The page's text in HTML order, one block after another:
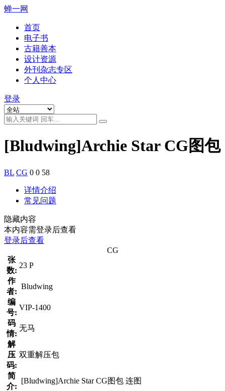
蝉一网
首页
电子书
古籍善本
设计资源
外刊杂志专区
个人中心
登录
[Bludwing]Archie Star CG图包
BL CG 0 0 58
详情介绍
常见问题
隐藏内容
本内容需登录后查看
登录后查看
CG
张
数:
23 P
作
者:
Bludwing
编
号:
VIP-1400
码
情:
无马
解
压
码:
双重解压包
简
介:
[Bludwing]Archie Star CG图包 连图